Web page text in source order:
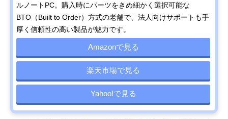
ルノートPC。購入時にパーツをきめ細かく選択可能な
BTO（Built to Order）方式の老舗で、法人向けサポートも手
厚く信頼性の高い製品が魅力です。
Amazonで見る
楽天市場で見る
Yahoo!で見る